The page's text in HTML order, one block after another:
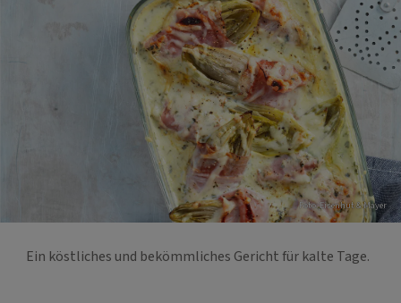
Foto: Eisenhut & Mayer
Ein köstliches und bekömmliches Gericht für kalte Tage.